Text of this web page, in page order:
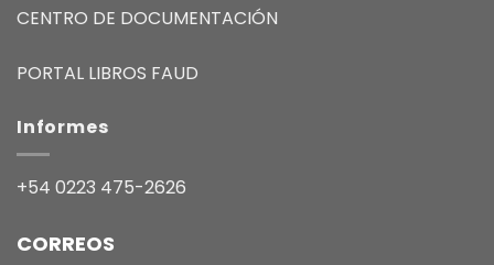
CENTRO DE DOCUMENTACIÓN
PORTAL LIBROS FAUD
Informes
+54 0223 475-2626
CORREOS